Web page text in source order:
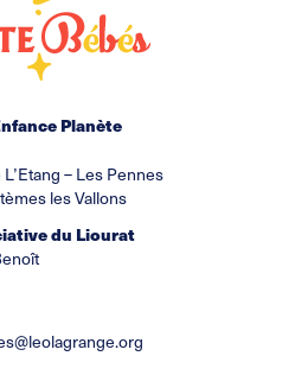
Planète
– Les Pennes
les Vallons
du Liourat